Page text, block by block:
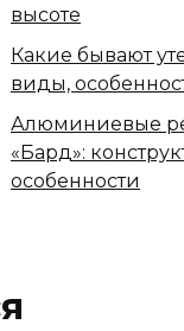
высоте
Какие бывают
виды,
Алюминиевые
«Бард»:
особенности